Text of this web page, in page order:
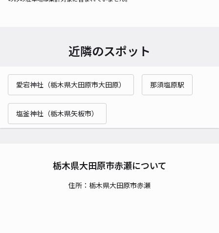
近隣のスポット
愛宕神社（栃木県大田原市大田原） 那須塩原駅
塩釜神社（栃木県矢板市）
栃木県大田原市赤瀬について
住所：栃木県大田原市赤瀬